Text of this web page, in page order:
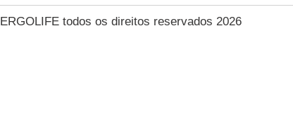
ERGOLIFE todos os direitos reservados 2026